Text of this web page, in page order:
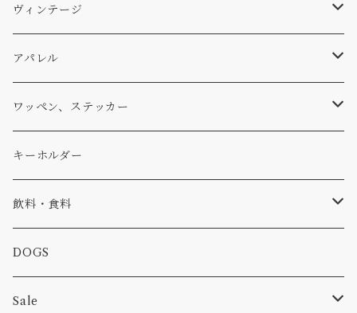
パンツ
パーカー・トレーナー
アウター
コラボ
食品
アメリカ軍払い下げ
...mura
小物
ヘルメット
スリーピング
小物
コーヒー
焚き火
スキー
ステッカー
ワッペン
小物
ヴィンテージ
ワッペン
ステッカー
小物
バイク
カー
アパレル
Tシャツ
キャップ、ニット
バッグ
小物
パンツ
ワッペン、ステッカー
ワッペン
ステッカー
ピン
キーホルダー
飲料・食料
コーヒー
食べ物
DOGS
Sale